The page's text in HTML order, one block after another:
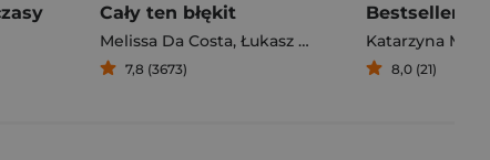
Cały ten błękit
Melissa Da Costa, Łukasz Müller
7,8 (3673)
Bestseller.
Katarzyna
8,0 (21)